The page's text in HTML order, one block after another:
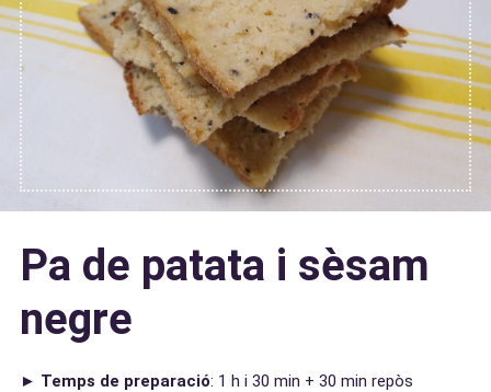
Pa de patata i sèsam
negre
► Temps de preparació: 1 h i 30 min + 30 min repòs